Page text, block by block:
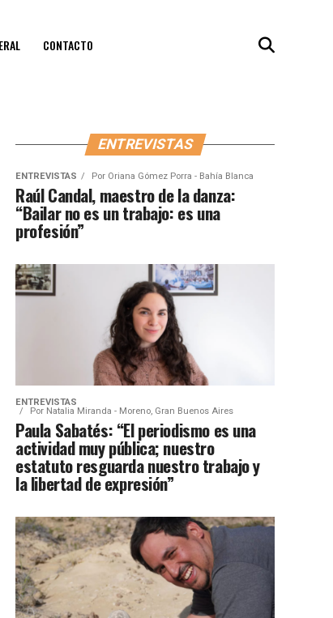
CONTACTO
ENTREVISTAS
ENTREVISTAS Por Oriana Gómez Porra - Bahía Blanca
Raúl Candal, maestro de la danza:
“Bailar no es un trabajo: es una
profesión”
ENTREVISTAS
Por Natalia Miranda - Moreno, Gran Buenos Aires
Paula Sabatés: “El periodismo es una
actividad muy pública; nuestro
estatuto resguarda nuestro trabajo y
la libertad de expresión”